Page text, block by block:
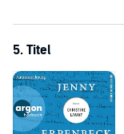
5. Titel